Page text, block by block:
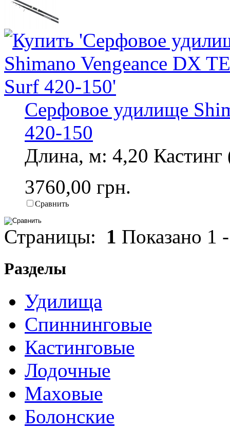
Серфовое удилище
420-150
Длина, м: 4,20 Кастинг
3760,00 грн.
Сравнить
Страницы: 1 Показано 1
Разделы
Удилища
Спиннинговые
Кастинговые
Лодочные
Маховые
Болонские